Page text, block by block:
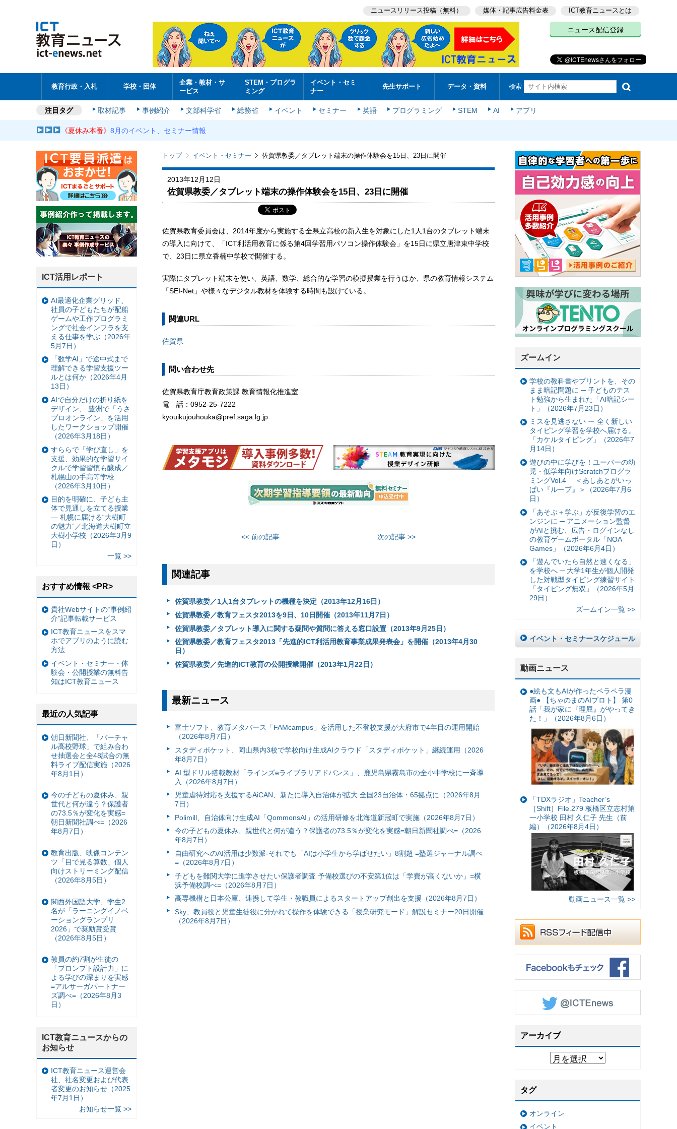
ニュースリリース投稿（無料） 媒体・記事広告料金表 ICT教育ニュースとは
ニュース配信登録
教育行政・入札 学校・団体
企業・教材・サ
ービス
STEM・プログラ
ミング
イベント・セミ
ナー
先生サポート データ・資料 検索
注目タグ 取材記事 事例紹介 文部科学省 総務省 イベント セミナー 英語 プログラミング STEM AI アプリ
《夏休み本番》8月のイベント、セミナー情報
トップ イベント・セミナー 佐賀県教委／タブレット端末の操作体験会を15日、23日に開催
2013年12月12日
佐賀県教委／タブレット端末の操作体験会を15日、23日に開催
佐賀県教育委員会は、2014年度から実施する全県立高校の新入生を対象にした1人1台のタブレット端末
の導入に向けて、「ICT利活用教育に係る第4回学習用パソコン操作体験会」を15日に県立唐津東中学校
で、23日に県立香楠中学校で開催する。
実際にタブレット端末を使い、英語、数学、総合的な学習の模擬授業を行うほか、県の教育情報システム
「SEI-Net」や様々なデジタル教材を体験する時間も設けている。
関連URL
佐賀県
問い合わせ先
佐賀県教育庁教育政策課 教育情報化推進室
電 話：0952-25-7222
kyouikujouhouka@pref.saga.lg.jp
<< 前の記事 次の記事 >>
関連記事
佐賀県教委／1人1台タブレットの機種を決定（2013年12月16日）
佐賀県教委／教育フェスタ2013を9日、10日開催（2013年11月7日）
佐賀県教委／タブレット導入に関する疑問や質問に答える窓口設置（2013年9月25日）
佐賀県教委／教育フェスタ2013「先進的ICT利活用教育事業成果発表会」を開催（2013年4月30
日）
佐賀県教委／先進的ICT教育の公開授業開催（2013年1月22日）
最新ニュース
富⼠ソフト、教育メタバース「FAMcampus」を活用した不登校支援が大府市で4年目の運用開始
（2026年8月7日）
スタディポケット、岡山県内3校で学校向け生成AIクラウド「スタディポケット」継続運用（2026
年8月7日）
AI 型ドリル搭載教材「ラインズeライブラリアドバンス」、鹿児島県霧島市の全小中学校に一斉導
入（2026年8月7日）
児童虐待対応を支援するAiCAN、新たに導入自治体が拡大 全国23自治体・65拠点に（2026年8月
7日）
Polimill、自治体向け生成AI「QommonsAI」の活用研修を北海道新冠町で実施（2026年8月7日）
今の子どもの夏休み、親世代と何が違う？保護者の73.5％が変化を実感=朝日新聞社調べ=（2026
年8月7日）
自由研究へのAI活用は少数派-それでも「AIは小学生から学ばせたい」8割超 =塾選ジャーナル調べ
=（2026年8月7日）
子どもを難関大学に進学させたい保護者調査 予備校選びの不安第1位は「学費が高くないか」=横
浜予備校調べ=（2026年8月7日）
高専機構と日本公庫、連携して学生・教職員によるスタートアップ創出を支援（2026年8月7日）
Sky、教員役と児童生徒役に分かれて操作を体験できる「授業研究モード」解説セミナー20日開催
（2026年8月7日）
ズームイン
学校の教科書やプリントを、その
まま暗記問題に ─ 子どものテス
ト勉強から生まれた「AI暗記シー
ト」（2026年7月23日）
ミスを見逃さない ー 全く新しい
タイピング学習を学校へ届ける。
「カケルタイピング」（2026年7
月14日）
遊びの中に学びを！ユーバーの幼
児・低学年向けScratchプログラ
ミングVol.4 ＜あしあとがいっ
ぱい『ループ』＞（2026年7月6
日）
「あそぶ＋学ぶ」が反復学習のエ
ンジンに ─ アニメーション監督
がAIと挑む、広告・ログインなし
の教育ゲームポータル「NOA
Games」（2026年6月4日）
「遊んでいたら自然と速くなる」
を学校へ ─ 大学1年生が個人開発
した対戦型タイピング練習サイト
「タイピング無双」（2026年5月
29日）
ズームイン一覧 >>
イベント・セミナースケジュール
動画ニュース
●絵も文もAIが作ったペラペラ漫
画● 【ちゃのまのAIプロト】 第0
話「我が家に『理屈』がやってき
た！」（2026年8月6日）
「TDXラジオ」Teacher’s
［Shift］File.279 板橋区立志村第
一小学校 田村 久仁子 先生（前
編）（2026年8月4日）
動画ニュース一覧 >>
アーカイブ
タグ
オンライン
イベント
ICT活用レポート
AI最適化企業グリッド、
社員の子どもたちが配船
ゲームや工作プログラミ
ングで社会インフラを支
える仕事を学ぶ（2026年
5月7日）
「数学AI」で途中式まで
理解できる学習支援ツー
ルとは何か（2026年4月
13日）
AIで自分だけの折り紙を
デザイン、 豊洲で「うさ
プロオンライン」を活用
したワークショップ開催
（2026年3月18日）
すららで「学び直し」を
支援、効果的な学習サイ
クルで学習習慣も醸成／
札幌山の手高等学校
（2026年3月10日）
目的を明確に、子ども主
体で見通しを立てる授業
— 札幌に届ける“大樹町
の魅力”／北海道大樹町立
大樹小学校（2026年3月9
日）
一覧 >>
おすすめ情報 <PR>
貴社Webサイトの“事例紹
介”記事転載サービス
ICT教育ニュースをスマ
ホでアプリのように読む
方法
イベント・セミナー・体
験会・公開授業の無料告
知はICT教育ニュース
最近の人気記事
朝日新聞社、「バーチャ
ル高校野球」で組み合わ
せ抽選会と全48試合の無
料ライブ配信実施（2026
年8月1日）
今の子どもの夏休み、親
世代と何が違う？保護者
の73.5％が変化を実感=
朝日新聞社調べ=（2026
年8月7日）
教育出版、映像コンテン
ツ「目で見る算数」個人
向けストリーミング配信
（2026年8月5日）
関西外国語大学、学生2
名が「ラーニングイノベ
ーショングランプリ
2026」で奨励賞受賞
（2026年8月5日）
教員の約7割が生徒の
「プロンプト設計力」に
よる学びの深まりを実感
=アルサーガパートナー
ズ調べ=（2026年8月3
日）
ICT教育ニュースからの
お知らせ
ICT教育ニュース運営会
社、社名変更および代表
者変更のお知らせ（2025
年7月1日）
お知らせ一覧 >>